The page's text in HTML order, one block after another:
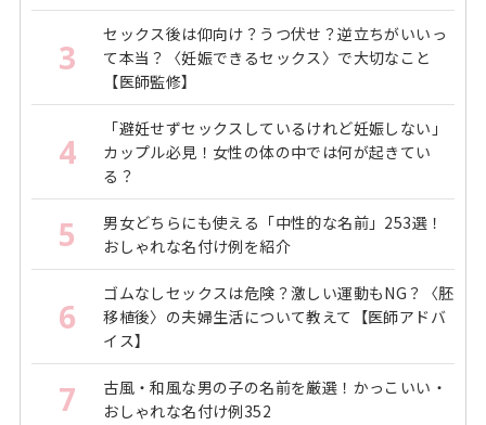
3
セックス後は仰向け？うつ伏せ？逆立ちがいいっ
て本当？〈妊娠できるセックス〉で大切なこと
【医師監修】
4
「避妊せずセックスしているけれど妊娠しない」
カップル必見！女性の体の中では何が起きてい
る？
5
男女どちらにも使える「中性的な名前」253選！
おしゃれな名付け例を紹介
6
ゴムなしセックスは危険？激しい運動もNG？〈胚
移植後〉の夫婦生活について教えて【医師アドバ
イス】
7
古風・和風な男の子の名前を厳選！かっこいい・
おしゃれな名付け例352